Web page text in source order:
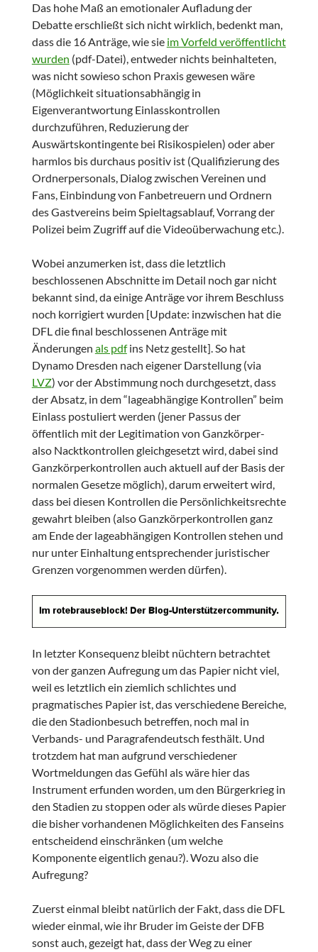
Das hohe Maß an emotionaler Aufladung der
Debatte erschließt sich nicht wirklich, bedenkt man,
dass die 16 Anträge, wie sie im Vorfeld veröffentlicht
wurden (pdf-Datei), entweder nichts beinhalteten,
was nicht sowieso schon Praxis gewesen wäre
(Möglichkeit situationsabhängig in
Eigenverantwortung Einlasskontrollen
durchzuführen, Reduzierung der
Auswärtskontingente bei Risikospielen) oder aber
harmlos bis durchaus positiv ist (Qualifizierung des
Ordnerpersonals, Dialog zwischen Vereinen und
Fans, Einbindung von Fanbetreuern und Ordnern
des Gastvereins beim Spieltagsablauf, Vorrang der
Polizei beim Zugriff auf die Videoüberwachung etc.).
Wobei anzumerken ist, dass die letztlich
beschlossenen Abschnitte im Detail noch gar nicht
bekannt sind, da einige Anträge vor ihrem Beschluss
noch korrigiert wurden [Update: inzwischen hat die
DFL die final beschlossenen Anträge mit
Änderungen als pdfins Netz gestellt]. So hat
Dynamo Dresden nach eigener Darstellung (via
LVZ) vor der Abstimmung noch durchgesetzt, dass
der Absatz, in dem “lageabhängige Kontrollen” beim
Einlass postuliert werden (jener Passus der
öffentlich mit der Legitimation von Ganzkörper-
also Nacktkontrollen gleichgesetzt wird, dabei sind
Ganzkörperkontrollen auch aktuell auf der Basis der
normalen Gesetze möglich), darum erweitert wird,
dass bei diesen Kontrollen die Persönlichkeitsrechte
gewahrt bleiben (also Ganzkörperkontrollen ganz
am Ende der lageabhängigen Kontrollen stehen und
nur unter Einhaltung entsprechender juristischer
Grenzen vorgenommen werden dürfen).
In letzter Konsequenz bleibt nüchtern betrachtet
von der ganzen Aufregung um das Papier nicht viel,
weil es letztlich ein ziemlich schlichtes und
pragmatisches Papier ist, das verschiedene Bereiche,
die den Stadionbesuch betreffen, noch mal in
Verbands- und Paragrafendeutsch festhält. Und
trotzdem hat man aufgrund verschiedener
Wortmeldungen das Gefühl als wäre hier das
Instrument erfunden worden, um den Bürgerkrieg in
den Stadien zu stoppen oder als würde dieses Papier
die bisher vorhandenen Möglichkeiten des Fanseins
entscheidend einschränken (um welche
Komponente eigentlich genau?). Wozu also die
Aufregung?
Zuerst einmal bleibt natürlich der Fakt, dass die DFL
wieder einmal, wie ihr Bruder im Geiste der DFB
sonst auch, gezeigt hat, dass der Weg zu einer